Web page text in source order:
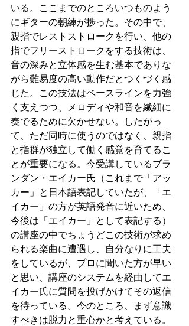
いる。ここまでのところいつものよう
にギターの朝練が捗った。その中で、
親指でレストストロークを行い、他の
指でフリーストロークをする技術は、
音の深みと立体感を生む基本でありな
がら難易度の高い動作だとつくづく感
じた。この技法はベースラインを力強
く支えつつ、メロディや和音を繊細に
奏でるために欠かせない。したがっ
て、ただ同時に使うのではなく、親指
と指群が独立して働く感覚を育てるこ
とが重要になる。今受講しているブラ
ンダン・エイカー氏（これまで「アッ
カー」と日本語表記していたが、「エ
イカー」の方が英語発音に近いため、
今後は「エイカー」として表記する）
の講座の中でちょうどこの技術が求め
られる楽曲に遭遇し、自分なりに工夫
をしているが、プロに聞いた方が早い
と思い、講座のシステムを経由してエ
イカー氏に質問を投げかけてその返信
を待っている。今のところ、まず意識
すべきは脱力と重心かと考えている。